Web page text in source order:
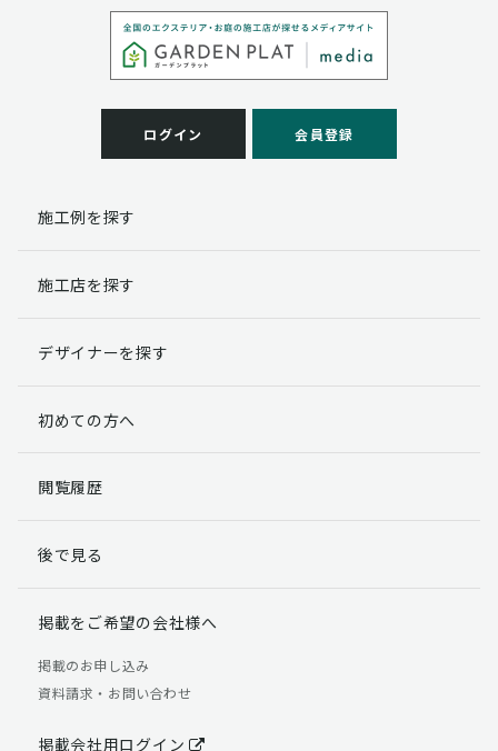
個人情報の取扱い業務の委託
弊社は事業運営上、お客様により良いサービスを提供す
るために業務の一部を外部に委託しており、業務委託先
客様には、貴殿の個人情報の利用目的の通知、開示、訂
理・機密保持などによりお客様の個人情報の漏洩防止に
個人情報提出の任意性
す。
らかじめご了承ください。
個人情報の開示請求について
る権利があります。
「個人情報の取り扱いについて」
【お問合せ先】 個人情報問合せ窓口
TEL：03-5411-7891（平日9:00 ～ 18:00）
ログイン 会員登録
施工例を探す
施工店を探す
デザイナーを探す
初めての方へ
閲覧履歴
後で見る
掲載をご希望の会社様へ
掲載のお申し込み
資料請求・お問い合わせ
掲載会社用ログイン